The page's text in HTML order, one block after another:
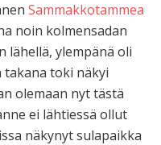
Sammakkotammea
noin kolmensadan
lähellä, ylempänä oli
takana toki näkyi
olemaan nyt tästä
ei lähtiessä ollut
näkynyt sulapaikka